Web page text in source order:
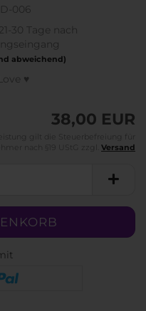
006
21-30 Tage nach
abweichend)
♥
38,00 EUR
Versand